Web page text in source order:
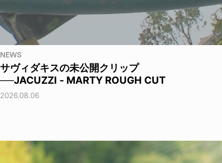
NEWS
サヴィダキスの未公開クリップ
──JACUZZI - MARTY ROUGH CUT
2026.08.06